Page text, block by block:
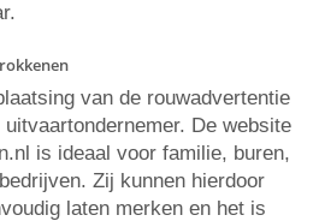
van de rouwadvertentie
De website
is ideaal voor familie, buren,
Zij kunnen hierdoor
laten merken en het is